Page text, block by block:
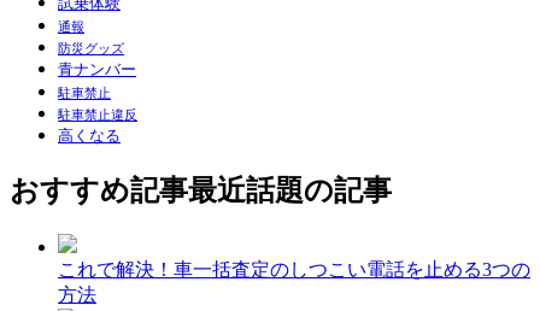
試乗体験
通報
防災グッズ
青ナンバー
駐車禁止
駐車禁止違反
高くなる
おすすめ記事最近話題の記事
これで解決！車一括査定のしつこい電話を止める3つの
方法